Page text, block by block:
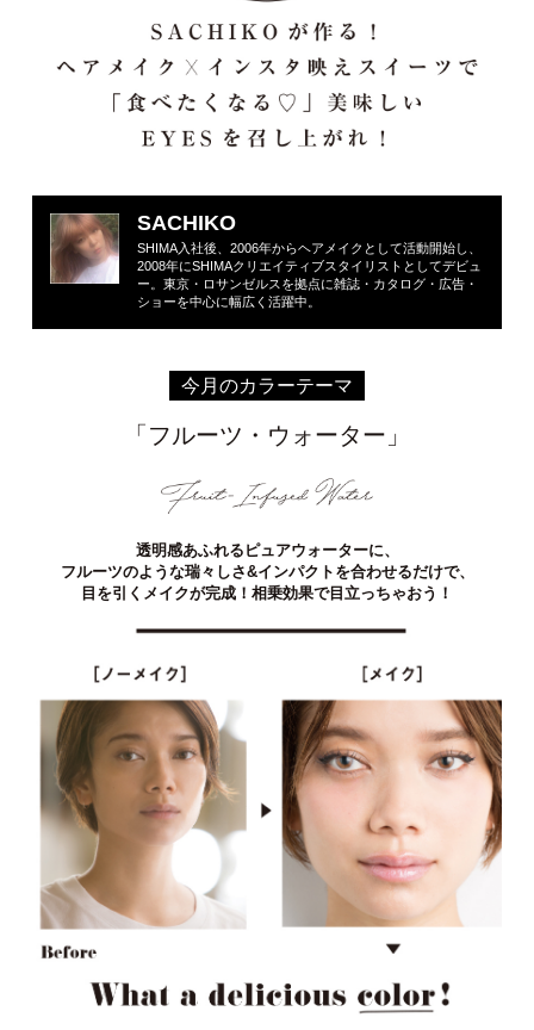
SACHIKO
SHIMA入社後、2006年からヘアメイクとして活動開始し、
2008年にSHIMAクリエイティブスタイリストとしてデビュ
ー。東京・ロサンゼルスを拠点に雑誌・カタログ・広告・
ショーを中心に幅広く活躍中。
今月のカラーテーマ
「フルーツ・ウォーター」
透明感あふれるピュアウォーターに、
フルーツのような瑞々しさ&インパクトを合わせるだけで、
目を引くメイクが完成！相乗効果で目立っちゃおう！